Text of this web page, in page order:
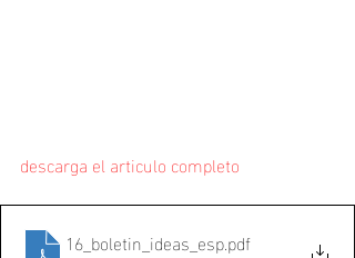
descarga el articulo completo
16_boletin_ideas_esp.pdf